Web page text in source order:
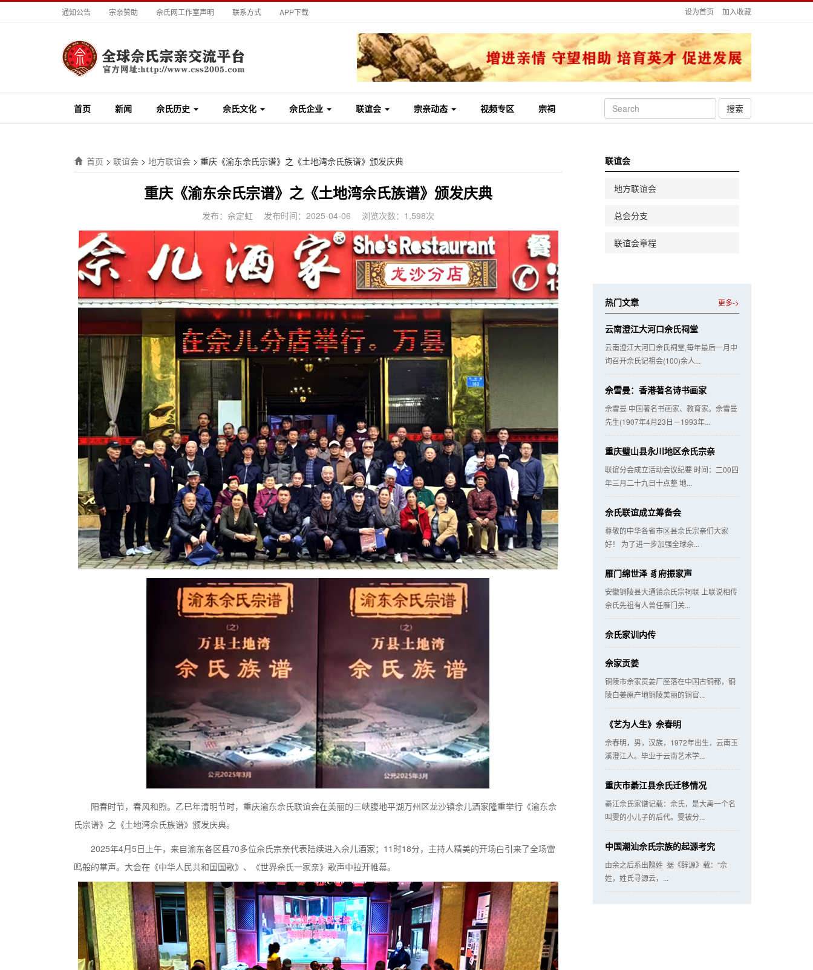
通知公告 宗亲赞助 佘氏网工作室声明 联系方式 APP下载 设为首页 加入收藏
首页 新闻 佘氏历史 佘氏文化 佘氏企业 联谊会 宗亲动态 视频专区 宗祠 搜索
首页 > 联谊会 > 地方联谊会 > 重庆《渝东佘氏宗谱》之《土地湾佘氏族谱》颁发庆典
重庆《渝东佘氏宗谱》之《土地湾佘氏族谱》颁发庆典
发布：佘定虹 发布时间：2025-04-06 浏览次数：1,598次
阳春时节，春风和煦。乙巳年清明节时，重庆渝东佘氏联谊会在美丽的三峡腹地平湖万州区龙沙镇佘儿酒家隆重举行《渝东佘
氏宗谱》之《土地湾佘氏族谱》颁发庆典。
2025年4月5日上午，来自渝东各区县70多位佘氏宗亲代表陆续进入佘儿酒家；11时18分，主持人精美的开场白引来了全场雷
鸣般的掌声。大会在《中华人民共和国国歌》、《世界佘氏一家亲》歌声中拉开帷幕。
联谊会
地方联谊会
总会分支
联谊会章程
热门文章 更多->
云南澄江大河口佘氏祠堂
云南澄江大河口佘氏祠堂,每年最后一月中
询召开佘氏记祖会(100)余人...
佘雪曼：香港著名诗书画家
佘雪曼 中国著名书画家、教育家。佘雪曼
先生(1907年4月23日－1993年...
重庆璧山县永川地区佘氏宗亲
联谊分会成立活动会议纪要 时间：二00四
年三月二十九日十点整 地...
佘氏联谊成立筹备会
尊敬的中华各省市区县佘氏宗亲们大家
好！ 为了进一步加强全球佘...
雁门绵世泽 豸府振家声
安徽铜陵县大通镇佘氏宗祠联 上联说相传
佘氏先祖有人曾任雁门关...
佘氏家训内传
佘家贡姜
铜陵市佘家贡姜厂座落在中国古铜都，铜
陵白姜原产地铜陵美丽的铜官...
《艺为人生》佘春明
佘春明，男，汉族，1972年出生，云南玉
溪澄江人。毕业于云南艺术学...
重庆市綦江县佘氏迁移情况
綦江佘氏家谱记载：佘氏，是大禹一个名
叫雯的小儿子的后代。雯被分...
中国潮汕佘氏宗族的起源考究
由余之后系出隗姓 据《辞源》载：“佘
姓，姓氏寻源云，...